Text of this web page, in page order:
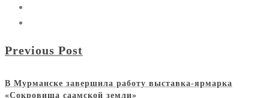
Previous Post
В Мурманске завершила работу выставка-ярмарка
«Сокровища саамской земли»